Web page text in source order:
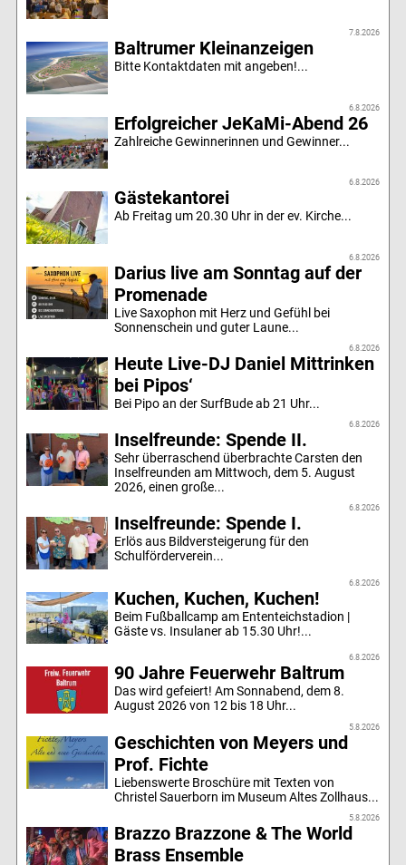
7.8.2026
Baltrumer Kleinanzeigen
Bitte Kontaktdaten mit angeben!...
6.8.2026
Erfolgreicher JeKaMi-Abend 26
Zahlreiche Gewinnerinnen und Gewinner...
6.8.2026
Gästekantorei
Ab Freitag um 20.30 Uhr in der ev. Kirche...
6.8.2026
Darius live am Sonntag auf der
Promenade
Live Saxophon mit Herz und Gefühl bei
Sonnenschein und guter Laune...
6.8.2026
Heute Live-DJ Daniel Mittrinken
bei Pipos‘
Bei Pipo an der SurfBude ab 21 Uhr...
6.8.2026
Inselfreunde: Spende II.
Sehr überraschend überbrachte Carsten den
Inselfreunden am Mittwoch, dem 5. August
2026, einen große...
6.8.2026
Inselfreunde: Spende I.
Erlös aus Bildversteigerung für den
Schulförderverein...
6.8.2026
Kuchen, Kuchen, Kuchen!
Beim Fußballcamp am Ententeichstadion |
Gäste vs. Insulaner ab 15.30 Uhr!...
6.8.2026
90 Jahre Feuerwehr Baltrum
Das wird gefeiert! Am Sonnabend, dem 8.
August 2026 von 12 bis 18 Uhr...
5.8.2026
Geschichten von Meyers und
Prof. Fichte
Liebenswerte Broschüre mit Texten von
Christel Sauerborn im Museum Altes Zollhaus...
5.8.2026
Brazzo Brazzone & The World
Brass Ensemble